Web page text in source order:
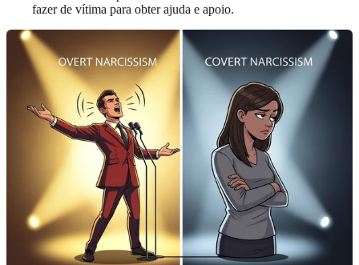
fazer de vítima para obter ajuda e apoio.